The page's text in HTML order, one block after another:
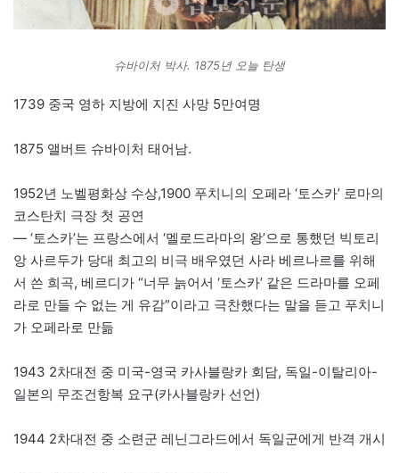
슈바이처 박사. 1875년 오늘 탄생
1739 중국 영하 지방에 지진 사망 5만여명
1875 앨버트 슈바이처 태어남.
1952년 노벨평화상 수상,1900 푸치니의 오페라 ‘토스카’ 로마의
코스탄치 극장 첫 공연
— ‘토스카’는 프랑스에서 ‘멜로드라마의 왕’으로 통했던 빅토리
앙 사르두가 당대 최고의 비극 배우였던 사라 베르나르를 위해
서 쓴 희곡, 베르디가 “너무 늙어서 ‘토스카’ 같은 드라마를 오페
라로 만들 수 없는 게 유감”이라고 극찬했다는 말을 듣고 푸치니
가 오페라로 만듦
1943 2차대전 중 미국-영국 카사블랑카 회담, 독일-이탈리아-
일본의 무조건항복 요구(카사블랑카 선언)
1944 2차대전 중 소련군 레닌그라드에서 독일군에게 반격 개시